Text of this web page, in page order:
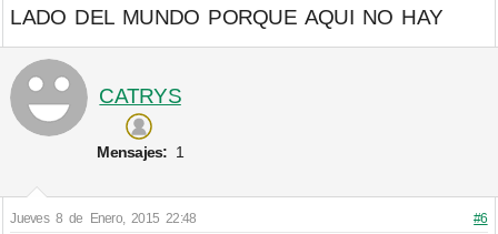
LADO DEL MUNDO PORQUE AQUI NO HAY
CATRYS
Mensajes: 1
Jueves 8 de Enero, 2015 22:48 #6